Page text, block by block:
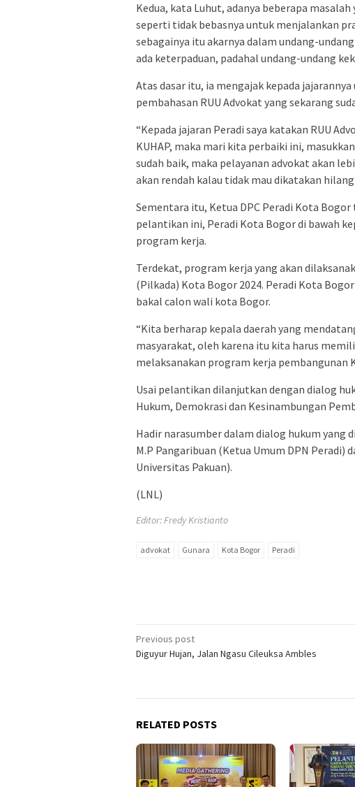
Kedua, kata Luhut, adanya beberapa
seperti tidak bebasnya untuk menjalankan
sebagainya itu akarnya dalam undang-
ada keterpaduan, padahal undang-undang
Atas dasar itu, ia mengajak kepada
pembahasan RUU Advokat yang sekarang
“Kepada jajaran Peradi saya katakan RUU
KUHAP, maka mari kita perbaiki ini,
sudah baik, maka pelayanan advokat akan
akan rendah kalau tidak mau dikatakan
Sementara itu, Ketua DPC Peradi Kota
pelantikan ini, Peradi Kota Bogor di bawah
program kerja.
Terdekat, program kerja yang akan
(Pilkada) Kota Bogor 2024. Peradi Kota
bakal calon wali kota Bogor.
“Kita berharap kepala daerah yang
masyarakat, oleh karena itu kita harus
melaksanakan program kerja pembangunan
Usai pelantikan dilanjutkan dengan dialog
Hukum, Demokrasi dan Kesinambungan
Hadir narasumber dalam dialog hukum yang
M.P Pangaribuan (Ketua Umum DPN Peradi)
Universitas Pakuan).
(LNL)
Editor: Fredy Kristianto
advokat Gunara Kota Bogor Peradi
Post
navigation
Previous post
Diguyur Hujan, Jalan Ngasu Cileuksa Ambles
RELATED POSTS